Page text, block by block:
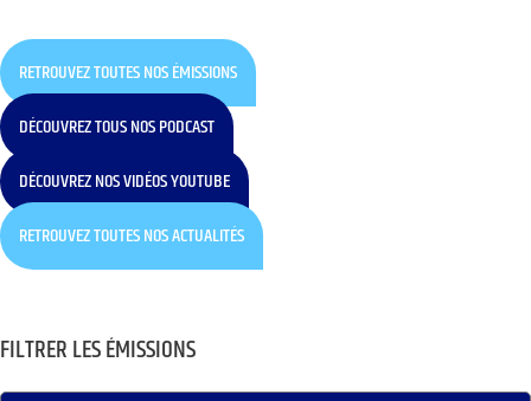
RETROUVEZ TOUTES NOS ÉMISSIONS
DÉCOUVREZ TOUS NOS PODCAST
DÉCOUVREZ NOS VIDÉOS YOUTUBE
RETROUVEZ TOUTES NOS ACTUALITÉS
FILTRER LES ÉMISSIONS